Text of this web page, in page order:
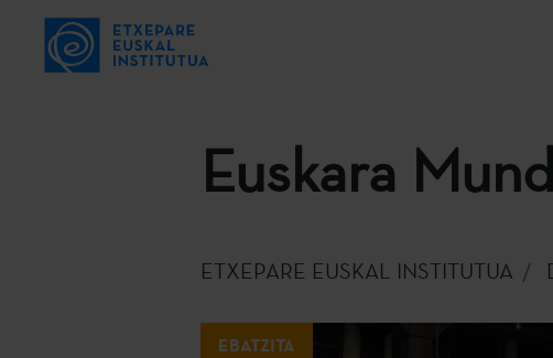
Euskara
ETXEPARE EUSKAL INSTITUTUA
EBATZITA